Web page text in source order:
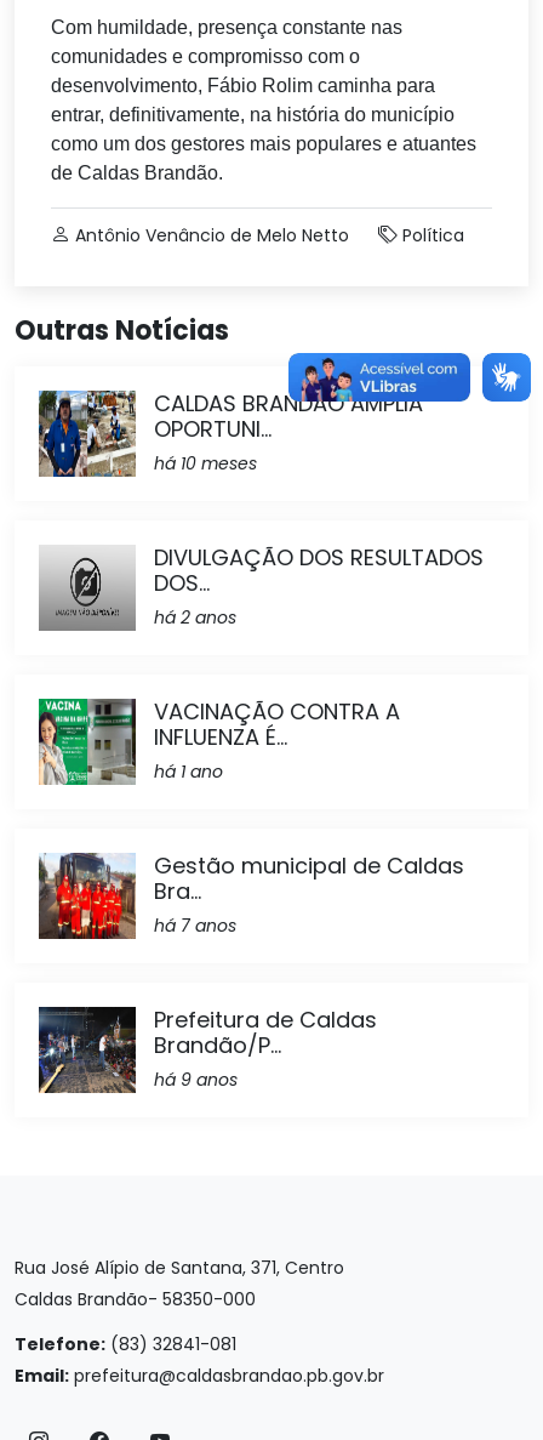
Com humildade, presença constante nas
comunidades e compromisso com o
desenvolvimento, Fábio Rolim caminha para
entrar, definitivamente, na história do município
como um dos gestores mais populares e atuantes
de Caldas Brandão.
Antônio Venâncio de Melo Netto Política
Outras Notícias
CALDAS BRANDÃO AMPLIA
OPORTUNI...
há 10 meses
DIVULGAÇÃO DOS RESULTADOS
DOS...
há 2 anos
VACINAÇÃO CONTRA A
INFLUENZA É...
há 1 ano
Gestão municipal de Caldas
Bra...
há 7 anos
Prefeitura de Caldas
Brandão/P...
há 9 anos
Rua José Alípio de Santana, 371, Centro
Caldas Brandão- 58350-000
Telefone: (83) 32841-081
Email: prefeitura@caldasbrandao.pb.gov.br